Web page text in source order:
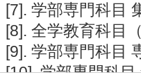
[7]. 学部専門科目
[8]. 全学教育科目
[9]. 学部専門科目
[10]. 学部専門科